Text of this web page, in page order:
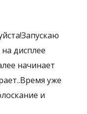
дисплее
начинает
уже
и